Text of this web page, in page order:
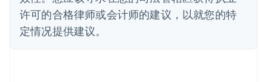
许可的合格律师或会计师的建议，以就您的特
定情况提供建议。
FrançaisEnglish
芬兰
EnglishSvenska